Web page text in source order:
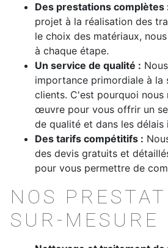
Des prestations complètes
projet à la réalisation des
le choix des matériaux,
à chaque étape.
Un service de qualité :
importance primordiale à la
clients. C'est pourquoi
œuvre pour vous offrir un
de qualité et dans les délais
Des tarifs compétitifs :
des devis gratuits et
pour vous permettre de
NOS
SUR-MESURE